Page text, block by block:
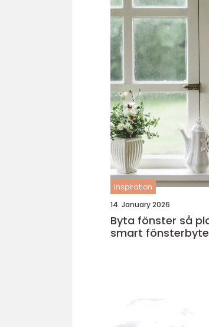
inspiration
14. January 2026
Byta fönster så planerar du ett
smart fönsterbyte